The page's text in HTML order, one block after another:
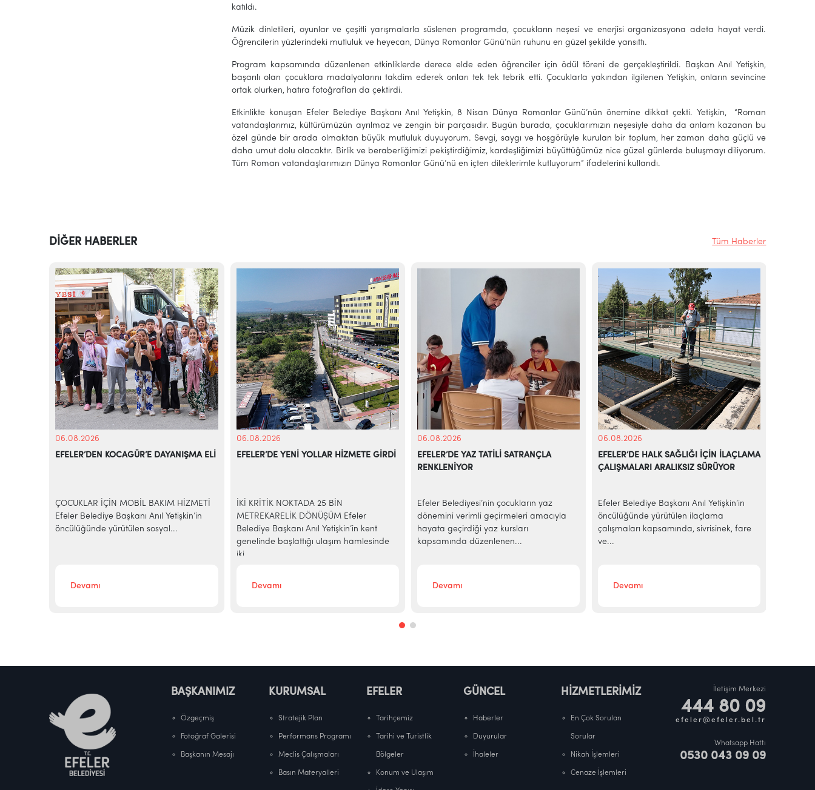
katıldı.
Müzik dinletileri, oyunlar ve çeşitli yarışmalarla süslenen programda, çocukların neşesi ve enerjisi organizasyona adeta hayat verdi.
Öğrencilerin yüzlerindeki mutluluk ve heyecan, Dünya Romanlar Günü’nün ruhunu en güzel şekilde yansıttı.
Program kapsamında düzenlenen etkinliklerde derece elde eden öğrenciler için ödül töreni de gerçekleştirildi. Başkan Anıl Yetişkin,
başarılı olan çocuklara madalyalarını takdim ederek onları tek tek tebrik etti. Çocuklarla yakından ilgilenen Yetişkin, onların sevincine
ortak olurken, hatıra fotoğrafları da çektirdi.
Etkinlikte konuşan Efeler Belediye Başkanı Anıl Yetişkin, 8 Nisan Dünya Romanlar Günü’nün önemine dikkat çekti. Yetişkin, “Roman
vatandaşlarımız, kültürümüzün ayrılmaz ve zengin bir parçasıdır. Bugün burada, çocuklarımızın neşesiyle daha da anlam kazanan bu
özel günde bir arada olmaktan büyük mutluluk duyuyorum. Sevgi, saygı ve hoşgörüyle kurulan bir toplum, her zaman daha güçlü ve
daha umut dolu olacaktır. Birlik ve beraberliğimizi pekiştirdiğimiz, kardeşliğimizi büyüttüğümüz nice güzel günlerde buluşmayı diliyorum.
Tüm Roman vatandaşlarımızın Dünya Romanlar Günü’nü en içten dileklerimle kutluyorum” ifadelerini kullandı.
DİĞER HABERLER Tüm Haberler
06.08.2026
EFELER’DEN KOCAGÜR’E DAYANIŞMA ELİ
ÇOCUKLAR İÇİN MOBİL BAKIM HİZMETİ
Efeler Belediye Başkanı Anıl Yetişkin’in
öncülüğünde yürütülen sosyal...
Devamı
06.08.2026
EFELER’DE YENİ YOLLAR HİZMETE GİRDİ
İKİ KRİTİK NOKTADA 25 BİN
METREKARELİK DÖNÜŞÜM Efeler
Belediye Başkanı Anıl Yetişkin’in kent
genelinde başlattığı ulaşım hamlesinde
iki...
Devamı
06.08.2026
EFELER’DE YAZ TATİLİ SATRANÇLA
RENKLENİYOR
Efeler Belediyesi’nin çocukların yaz
dönemini verimli geçirmeleri amacıyla
hayata geçirdiği yaz kursları
kapsamında düzenlenen...
Devamı
06.08.2026
EFELER’DE HALK SAĞLIĞI İÇİN İLAÇLAMA
ÇALIŞMALARI ARALIKSIZ SÜRÜYOR
Efeler Belediye Başkanı Anıl Yetişkin’in
öncülüğünde yürütülen ilaçlama
çalışmaları kapsamında, sivrisinek, fare
ve...
Devamı
BAŞKANIMIZ
Özgeçmiş
Fotoğraf Galerisi
Başkanın Mesajı
KURUMSAL
Stratejik Plan
Performans Programı
Meclis Çalışmaları
Basın Materyalleri
EFELER
Tarihçemiz
Tarihi ve Turistlik
Bölgeler
Konum ve Ulaşım
GÜNCEL
Haberler
Duyurular
İhaleler
HİZMETLERİMİZ
En Çok Sorulan
Sorular
Nikah İşlemleri
Cenaze İşlemleri
İletişim Merkezi
444 80 09
efeler@efeler.bel.tr
Whatsapp Hattı
0530 043 09 09